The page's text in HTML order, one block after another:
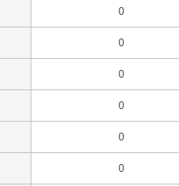
0
0
0
0
0
0